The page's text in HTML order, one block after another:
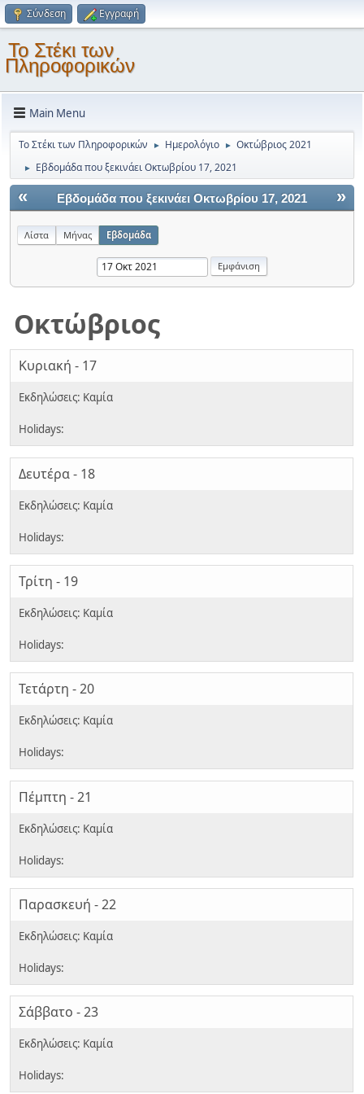
Σύνδεση Εγγραφή
Το Στέκι των
Πληροφορικών
Main Menu
Το Στέκι των Πληροφορικών ► Ημερολόγιο ► Οκτώβριος 2021
► Εβδομάδα που ξεκινάει Οκτωβρίου 17, 2021
« »
Εβδομάδα που ξεκινάει Οκτωβρίου 17, 2021
Λίστα Μήνας Εβδομάδα
Οκτώβριος
Κυριακή - 17
Δευτέρα - 18
Τρίτη - 19
Τετάρτη - 20
Πέμπτη - 21
Παρασκευή - 22
Σάββατο - 23